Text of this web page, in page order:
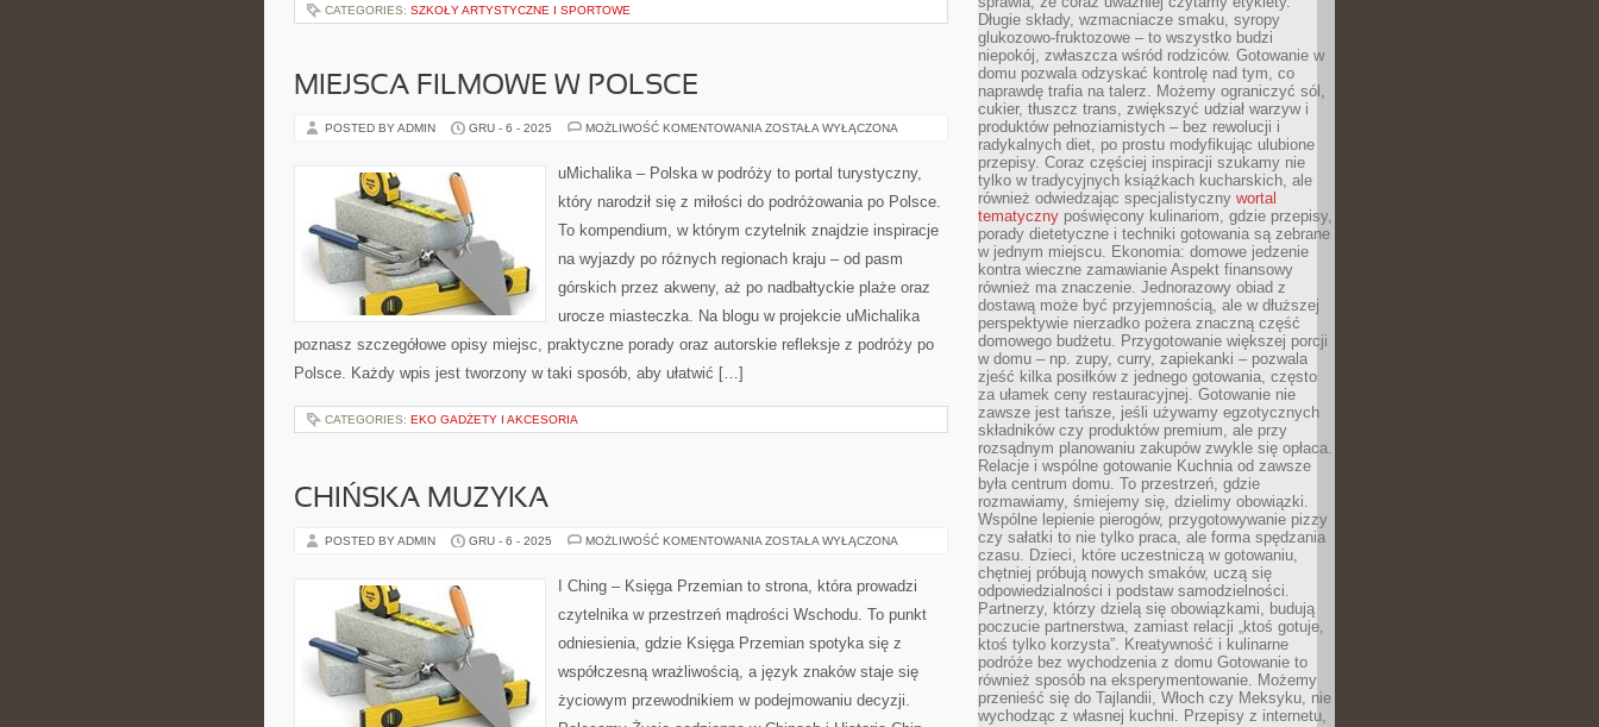
CATEGORIES: SZKOŁY ARTYSTYCZNE I SPORTOWE
MIEJSCA FILMOWE W POLSCE
POSTED BY ADMIN GRU - 6 - 2025 MOŻLIWOŚĆ KOMENTOWANIA MIEJSCA
POLSCE
ZOSTAŁA WYŁĄCZONA
uMichalika – Polska w podróży to portal turystyczny,
który narodził się z miłości do podróżowania po Polsce.
To kompendium, w którym czytelnik znajdzie inspiracje
na wyjazdy po różnych regionach kraju – od pasm
górskich przez akweny, aż po nadbałtyckie plaże oraz
urocze miasteczka. Na blogu w projekcie uMichalika
poznasz szczegółowe opisy miejsc, praktyczne porady oraz autorskie refleksje z podróży po
Polsce. Każdy wpis jest tworzony w taki sposób, aby ułatwić […]
CATEGORIES: EKO GADŻETY I AKCESORIA
CHIŃSKA MUZYKA
POSTED BY ADMIN GRU - 6 - 2025 MOŻLIWOŚĆ KOMENTOWANIA CHIŃSKA
ZOSTAŁA WYŁĄCZONA
I Ching – Księga Przemian to strona, która prowadzi
czytelnika w przestrzeń mądrości Wschodu. To punkt
odniesienia, gdzie Księga Przemian spotyka się z
współczesną wrażliwością, a język znaków staje się
życiowym przewodnikiem w podejmowaniu decyzji.
Długie składy, wzmacniacze smaku, syropy
glukozowo-fruktozowe – to wszystko budzi
niepokój, zwłaszcza wśród rodziców. Gotowanie w
domu pozwala odzyskać kontrolę nad tym, co
naprawdę trafia na talerz. Możemy ograniczyć sól,
cukier, tłuszcz trans, zwiększyć udział warzyw i
produktów pełnoziarnistych – bez rewolucji i
radykalnych diet, po prostu modyfikując ulubione
przepisy. Coraz częściej inspiracji szukamy nie
tylko w tradycyjnych książkach kucharskich, ale
również odwiedzając specjalistyczny wortal
tematyczny poświęcony kulinariom, gdzie przepisy,
porady dietetyczne i techniki gotowania są zebrane
w jednym miejscu. Ekonomia: domowe jedzenie
kontra wieczne zamawianie Aspekt finansowy
również ma znaczenie. Jednorazowy obiad z
dostawą może być przyjemnością, ale w dłuższej
perspektywie nierzadko pożera znaczną część
domowego budżetu. Przygotowanie większej porcji
w domu – np. zupy, curry, zapiekanki – pozwala
zjeść kilka posiłków z jednego gotowania, często
za ułamek ceny restauracyjnej. Gotowanie nie
zawsze jest tańsze, jeśli używamy egzotycznych
składników czy produktów premium, ale przy
rozsądnym planowaniu zakupów zwykle się opłaca.
Relacje i wspólne gotowanie Kuchnia od zawsze
była centrum domu. To przestrzeń, gdzie
rozmawiamy, śmiejemy się, dzielimy obowiązki.
Wspólne lepienie pierogów, przygotowywanie pizzy
czy sałatki to nie tylko praca, ale forma spędzania
czasu. Dzieci, które uczestniczą w gotowaniu,
chętniej próbują nowych smaków, uczą się
odpowiedzialności i podstaw samodzielności.
Partnerzy, którzy dzielą się obowiązkami, budują
poczucie partnerstwa, zamiast relacji „ktoś gotuje,
ktoś tylko korzysta”. Kreatywność i kulinarne
podróże bez wychodzenia z domu Gotowanie to
również sposób na eksperymentowanie. Możemy
przenieść się do Tajlandii, Włoch czy Meksyku, nie
wychodząc z własnej kuchni. Przepisy z internetu,